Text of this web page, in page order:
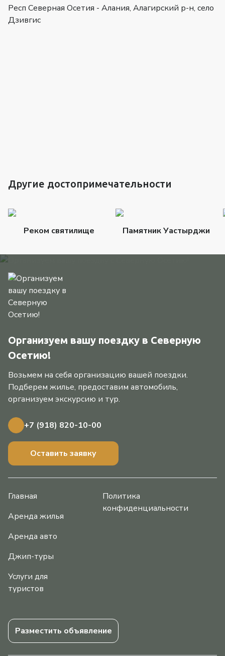
Респ Северная Осетия - Алания, Алагирский р-н, село
Дзивгис
Другие достопримечательности
Реком святилище Памятник Уастырджи
Организуем вашу поездку в Северную
Осетию!
Возьмем на себя организацию вашей поездки.
Подберем жилье, предоставим автомобиль,
организуем экскурсию и тур.
+7 (918) 820-10-00
Оставить заявку
Главная
Аренда жилья
Аренда авто
Джип-туры
Услуги для
туристов
Политика
конфиденциальности
Разместить объявление